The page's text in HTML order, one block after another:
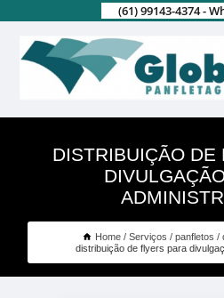
(61) 99143-4374 -
DISTRIBUIÇÃO DE
Home Serviços panfletos
distribuição de flyers para